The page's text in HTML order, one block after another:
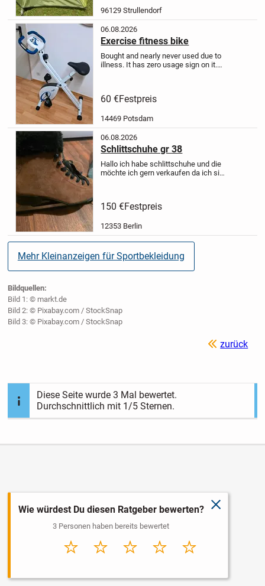
96129 Strullendorf
06.08.2026
Exercise fitness bike
Bought and nearly never used due to
illness. It has zero usage sign on it.
only.
60 €Festpreis
14469 Potsdam
06.08.2026
Schlittschuhe gr 38
Hallo ich habe schlittschuhe und die
möchte ich gern verkaufen da ich sie
150 €Festpreis
12353 Berlin
Mehr Kleinanzeigen für Sportbekleidung
Bildquellen:
Bild 1: © markt.de
Bild 2: © Pixabay.com / StockSnap
Bild 3: © Pixabay.com / StockSnap
zurück
Diese Seite wurde3 Mal bewertet.
Durchschnittlich mit 1/5 Sternen.
schließen
Wie würdest Du diesen Ratgeber bewerten?
3 Personen haben bereits bewertet